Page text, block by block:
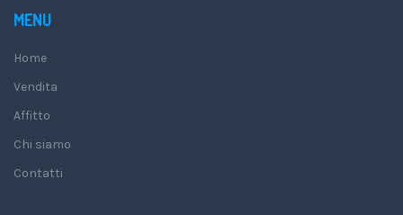
MENU
Home
Vendita
Affitto
Chi siamo
Contatti